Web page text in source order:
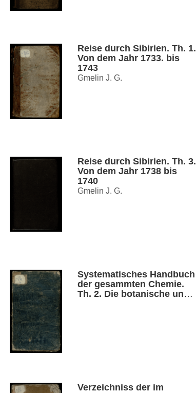
Reise durch Sibirien. Th. 1.
Von dem Jahr 1733. bis
1743
Gmelin J. G.
Reise durch Sibirien. Th. 3.
Von dem Jahr 1738 bis
1740
Gmelin J. G.
Systematisches Handbuch
der gesammten Chemie.
Th. 2. Die botanische und
Verzeichniss der im